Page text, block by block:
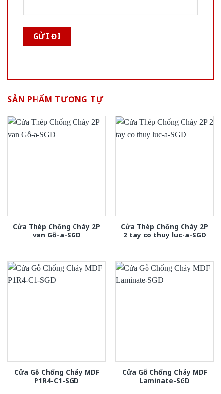
SẢN PHẨM TƯƠNG TỰ
Cửa Thép Chống Cháy 2P
van Gỗ-a-SGD
Cửa Thép Chống Cháy 2P
2 tay co thuy luc-a-SGD
Cửa Gỗ Chống Cháy MDF
P1R4-C1-SGD
Cửa Gỗ Chống Cháy MDF
Laminate-SGD